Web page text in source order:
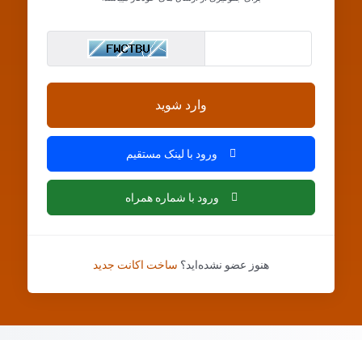
وارد شوید
ورود با لینک مستقیم
ورود با شماره همراه
هنوز عضو نشده‌اید؟ ساخت اکانت جدید